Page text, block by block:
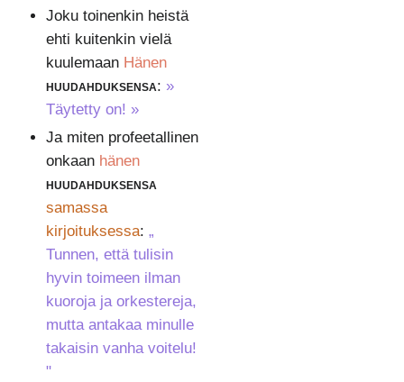
Joku toinenkin heistä
ehti kuitenkin vielä
kuulemaan Hänen
huudahduksensa: »
Täytetty on! »
Ja miten profeetallinen
onkaan hänen
huudahduksensa
samassa
kirjoituksessa: „
Tunnen, että tulisin
hyvin toimeen ilman
kuoroja ja orkestereja,
mutta antakaa minulle
takaisin vanha voitelu!
"